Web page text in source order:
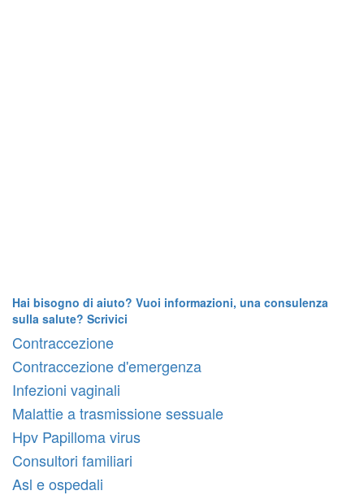
Hai bisogno di aiuto? Vuoi informazioni, una consulenza
sulla salute? Scrivici
Contraccezione
Contraccezione d'emergenza
Infezioni vaginali
Malattie a trasmissione sessuale
Hpv Papilloma virus
Consultori familiari
Asl e ospedali